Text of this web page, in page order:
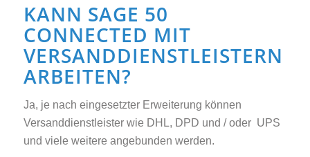
KANN SAGE 50
CONNECTED MIT
VERSANDDIENSTLEISTERN
ARBEITEN?
Ja, je nach eingesetzter Erweiterung können
Versanddienstleister wie DHL, DPD und / oder UPS
und viele weitere angebunden werden.